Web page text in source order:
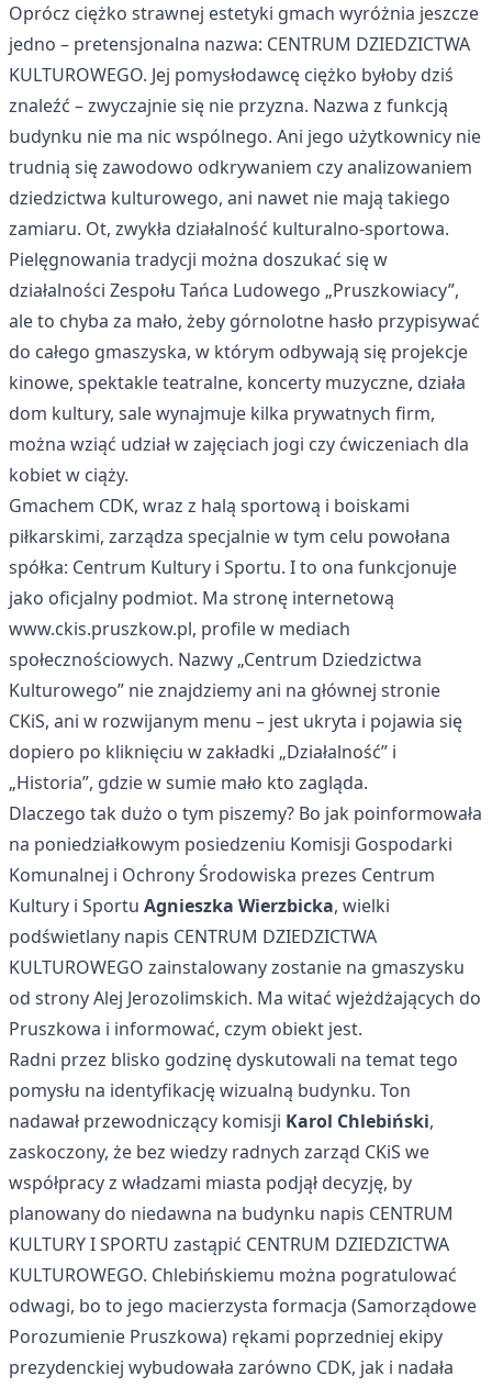
Oprócz ciężko strawnej estetyki gmach wyróżnia jeszcze
jedno – pretensjonalna nazwa: CENTRUM DZIEDZICTWA
KULTUROWEGO. Jej pomysłodawcę ciężko byłoby dziś
znaleźć – zwyczajnie się nie przyzna. Nazwa z funkcją
budynku nie ma nic wspólnego. Ani jego użytkownicy nie
trudnią się zawodowo odkrywaniem czy analizowaniem
dziedzictwa kulturowego, ani nawet nie mają takiego
zamiaru. Ot, zwykła działalność kulturalno-sportowa.
Pielęgnowania tradycji można doszukać się w
działalności Zespołu Tańca Ludowego „Pruszkowiacy”,
ale to chyba za mało, żeby górnolotne hasło przypisywać
do całego gmaszyska, w którym odbywają się projekcje
kinowe, spektakle teatralne, koncerty muzyczne, działa
dom kultury, sale wynajmuje kilka prywatnych firm,
można wziąć udział w zajęciach jogi czy ćwiczeniach dla
kobiet w ciąży.
Gmachem CDK, wraz z halą sportową i boiskami
piłkarskimi, zarządza specjalnie w tym celu powołana
spółka: Centrum Kultury i Sportu. I to ona funkcjonuje
jako oficjalny podmiot. Ma stronę internetową
www.ckis.pruszkow.pl, profile w mediach
społecznościowych. Nazwy „Centrum Dziedzictwa
Kulturowego” nie znajdziemy ani na głównej stronie
CKiS, ani w rozwijanym menu – jest ukryta i pojawia się
dopiero po kliknięciu w zakładki „Działalność” i
„Historia”, gdzie w sumie mało kto zagląda.
Dlaczego tak dużo o tym piszemy? Bo jak poinformowała
na poniedziałkowym posiedzeniu Komisji Gospodarki
Komunalnej i Ochrony Środowiska prezes Centrum
Kultury i Sportu Agnieszka Wierzbicka, wielki
podświetlany napis CENTRUM DZIEDZICTWA
KULTUROWEGO zainstalowany zostanie na gmaszysku
od strony Alej Jerozolimskich. Ma witać wjeżdżających do
Pruszkowa i informować, czym obiekt jest.
Radni przez blisko godzinę dyskutowali na temat tego
pomysłu na identyfikację wizualną budynku. Ton
nadawał przewodniczący komisji Karol Chlebiński,
zaskoczony, że bez wiedzy radnych zarząd CKiS we
współpracy z władzami miasta podjął decyzję, by
planowany do niedawna na budynku napis CENTRUM
KULTURY I SPORTU zastąpić CENTRUM DZIEDZICTWA
KULTUROWEGO. Chlebińskiemu można pogratulować
odwagi, bo to jego macierzysta formacja (Samorządowe
Porozumienie Pruszkowa) rękami poprzedniej ekipy
prezydenckiej wybudowała zarówno CDK, jak i nadała